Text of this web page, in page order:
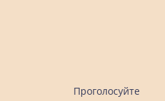
Проголосуйте